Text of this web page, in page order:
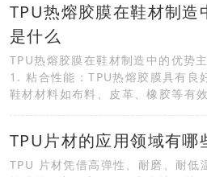
TPU热熔胶膜在鞋材制造
是什么
TPU热熔胶膜在鞋材制造中的优势
1. 粘合性能：TPU热熔胶膜具有良
鞋材材料如布料、皮革、橡胶等有
TPU片材的应用领域有哪
TPU 片材凭借高弹性、耐磨、耐低